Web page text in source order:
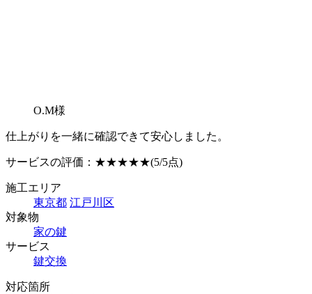
O.M様
仕上がりを一緒に確認できて安心しました。
サービスの評価： ★★★★★(5/5点)
施工エリア
東京都 江戸川区
対象物
家の鍵
サービス
鍵交換
対応箇所